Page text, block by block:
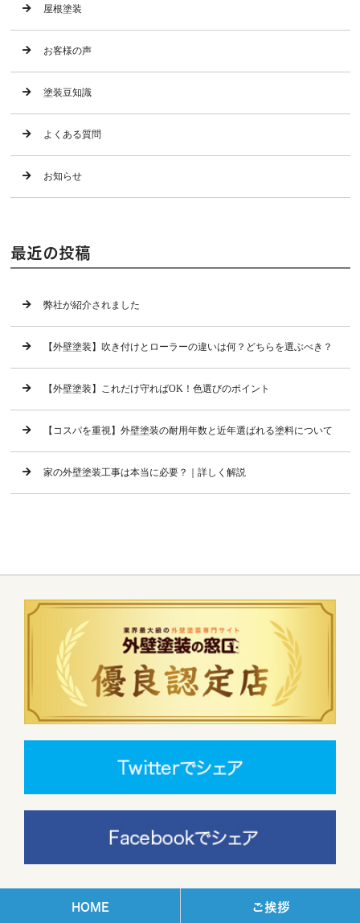
屋根塗装
お客様の声
塗装豆知識
よくある質問
お知らせ
最近の投稿
弊社が紹介されました
【外壁塗装】吹き付けとローラーの違いは何？どちらを選ぶべき？
【外壁塗装】これだけ守ればOK！色選びのポイント
【コスパを重視】外壁塗装の耐用年数と近年選ばれる塗料について
家の外壁塗装工事は本当に必要？｜詳しく解説
HOME ご挨拶